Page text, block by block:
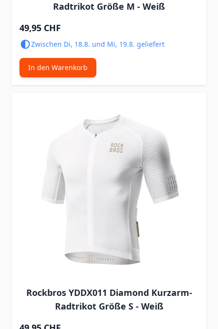
Radtrikot Größe M - Weiß
49,95 CHF
Zwischen Di, 18.8. und Mi, 19.8. geliefert
In den Warenkorb
Rockbros YDDX011 Diamond Kurzarm-
Radtrikot Größe S - Weiß